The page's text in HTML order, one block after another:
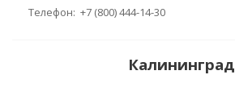
Телефон: +7 (800) 444-14-30
Калининград